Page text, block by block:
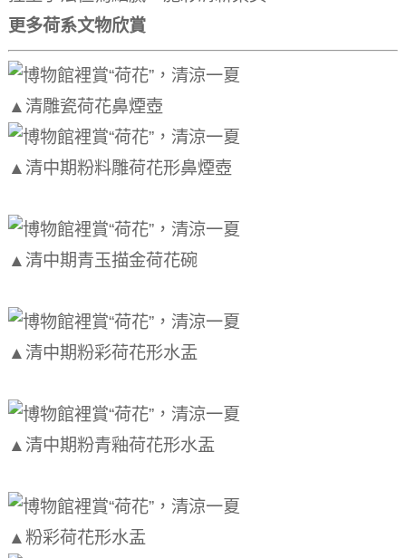
更多荷系文物欣賞
▲清雕瓷荷花鼻煙壺
▲清中期粉料雕荷花形鼻煙壺
▲清中期青玉描金荷花碗
▲清中期粉彩荷花形水盂
▲清中期粉青釉荷花形水盂
▲粉彩荷花形水盂